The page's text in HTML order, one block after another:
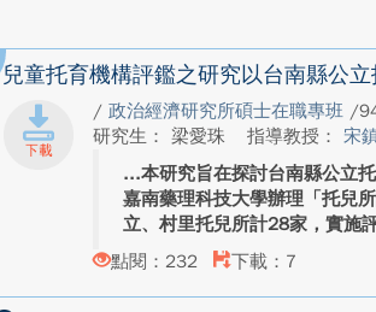
兒童托育機構評鑑之研究以台南縣公立
/ 政治經濟研究所碩士在職專班 /
研究生： 梁愛珠
指導教授： 宋
本研究旨在探討台南縣公立
嘉南藥理科技大學辦理「托兒
立、村里托兒所計28家，實施
點閱：232
下載：7